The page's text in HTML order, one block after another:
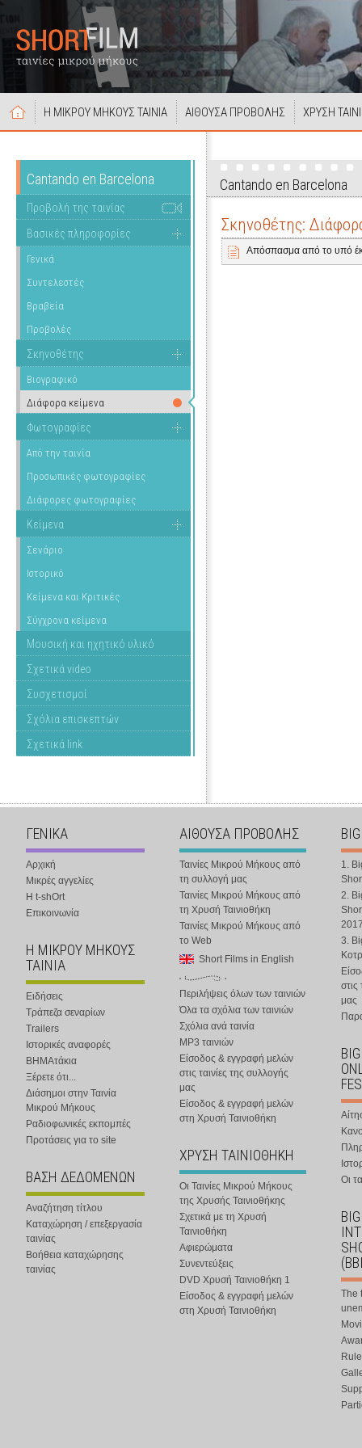
Η ΜΙΚΡΟΥ ΜΗΚΟΥΣ ΤΑΙΝΙΑ ΑΙΘΟΥΣΑ ΠΡΟΒΟΛΗΣ ΧΡΥΣΗ
Cantando en Barcelona
Προβολή της ταινίας
Βασικές πληροφορίες
Γενικά
Συντελεστές
Βραβεία
Προβολές
Σκηνοθέτης
Βιογραφικό
Διάφορα κείμενα
Φωτογραφίες
Από την ταινία
Προσωπικές φωτογραφίες
Διάφορες φωτογραφίες
Κείμενα
Σενάριο
Ιστορικό
Κείμενα και Κριτικές
Σύγχρονα κείμενα
Μουσική και ηχητικό υλικό
Σχετικά video
Συσχετισμοί
Σχόλια επισκεπτών
Σχετικά link
Cantando en Barcelona
Σκηνοθέτης:
Απόσπασμα από το υπό
ΓΕΝΙΚΑ
Αρχική
Μικρές αγγελίες
Η t-shOrt
Επικοινωνία
Η ΜΙΚΡΟΥ ΜΗΚΟΥΣ
ΤΑΙΝΙΑ
Ειδήσεις
Τράπεζα σεναρίων
Trailers
Ιστορικές αναφορές
ΒΗΜΑτάκια
Ξέρετε ότι...
Διάσημοι στην Ταινία
Μικρού Μήκους
Ραδιοφωνικές εκπομπές
Προτάσεις για το site
ΒΑΣΗ ΔΕΔΟΜΕΝΩΝ
Αναζήτηση τίτλου
Καταχώρηση / επεξεργασία
ταινίας
Βοήθεια καταχώρησης
ταινίας
ΑΙΘΟΥΣΑ ΠΡΟΒΟΛΗΣ
Ταινίες Μικρού Μήκους από
τη συλλογή μας
Ταινίες Μικρού Μήκους από
τη Χρυσή Ταινιοθήκη
Ταινίες Μικρού Μήκους από
το Web
Short Films in English
Περιλήψεις όλων των ταινιών
Όλα τα σχόλια των ταινιών
Σχόλια ανά ταινία
MP3 ταινιών
Είσοδος & εγγραφή μελών
στις ταινίες της συλλογής
μας
Είσοδος & εγγραφή μελών
στη Χρυσή Ταινιοθήκη
ΧΡΥΣΗ ΤΑΙΝΙΟΘΗΚΗ
Οι Ταινίες Μικρού Μήκους
της Χρυσής Ταινιοθήκης
Σχετικά με τη Χρυσή
Ταινιοθήκη
Αφιερώματα
Συνεντεύξεις
DVD Χρυσή Ταινιοθήκη 1
Είσοδος & εγγραφή μελών
στη Χρυσή Ταινιοθήκη
1.
2.
3.
στις
μας
Οι
The